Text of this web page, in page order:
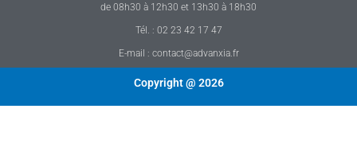
de 08h30 à 12h30 et 13h30 à 18h30
Tél. : 02 23 42 17 47
E-mail : contact@advanxia.fr
Copyright @ 2026